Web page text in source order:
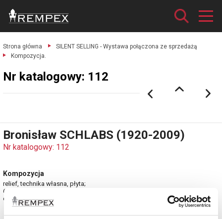
Strona główna
SILENT SELLING - Wystawa połączona ze sprzedażą
Kompozycja.
Nr katalogowy: 112
Bronisław SCHLABS (1920-2009)
Nr katalogowy: 112
Kompozycja
relief, technika własna, płyta;
60 x 70 cm.
estymacja: 21 000 - 25 000 zł